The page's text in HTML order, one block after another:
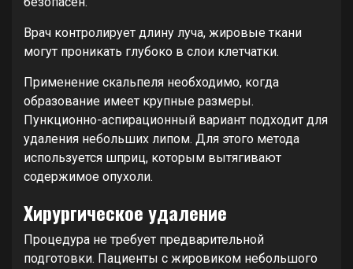
Врач контролирует длину луча, жировые ткани
могут проникать глубоко в слои клетчатки.
Применение скальпеля необходимо, когда
образование имеет крупные размеры.
Пункционно-аспирационный вариант подходит для
удаления небольших липом. Для этого метода
используется шприц, которым вытягивают
содержимое опухоли.
Хирургическое удаление
Процедура не требует предварительной
подготовки. Пациенты с жировиком небольшого